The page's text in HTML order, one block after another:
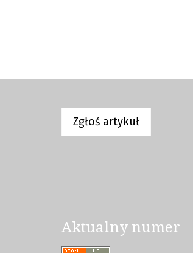
Zgłoś artykuł
Aktualny numer